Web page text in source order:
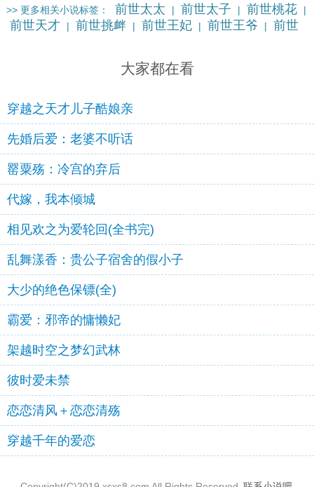
>> 更多相关小说标签： 前世太太 | 前世太子 | 前世桃花 |
前世天才 | 前世挑衅 | 前世王妃 | 前世王爷 |
前世
大家都在看
穿越之天才儿子酷娘亲
先婚后爱：老婆不听话
罂粟殇：冷宫的弃后
代嫁，我本倾城
相见欢之为爱轮回(全书完)
乱舞漾香：贵公子宿舍的假小子
大少的绝色保镖(全)
霸爱：邪帝的慵懒妃
架越时空之梦幻武林
彼时爱未禁
恋恋清风＋恋恋清殇
穿越千年的爱恋